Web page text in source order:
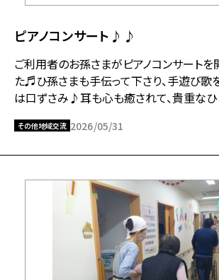
ピアノコンサート♪♪
ご利用者のお孫さまがピアノコンサートを
た♬ひ孫さまも手伝って下さり、手遊び
は口ずさみ♪耳も心も癒されて、貴重な
その他地域交流 2026/05/31